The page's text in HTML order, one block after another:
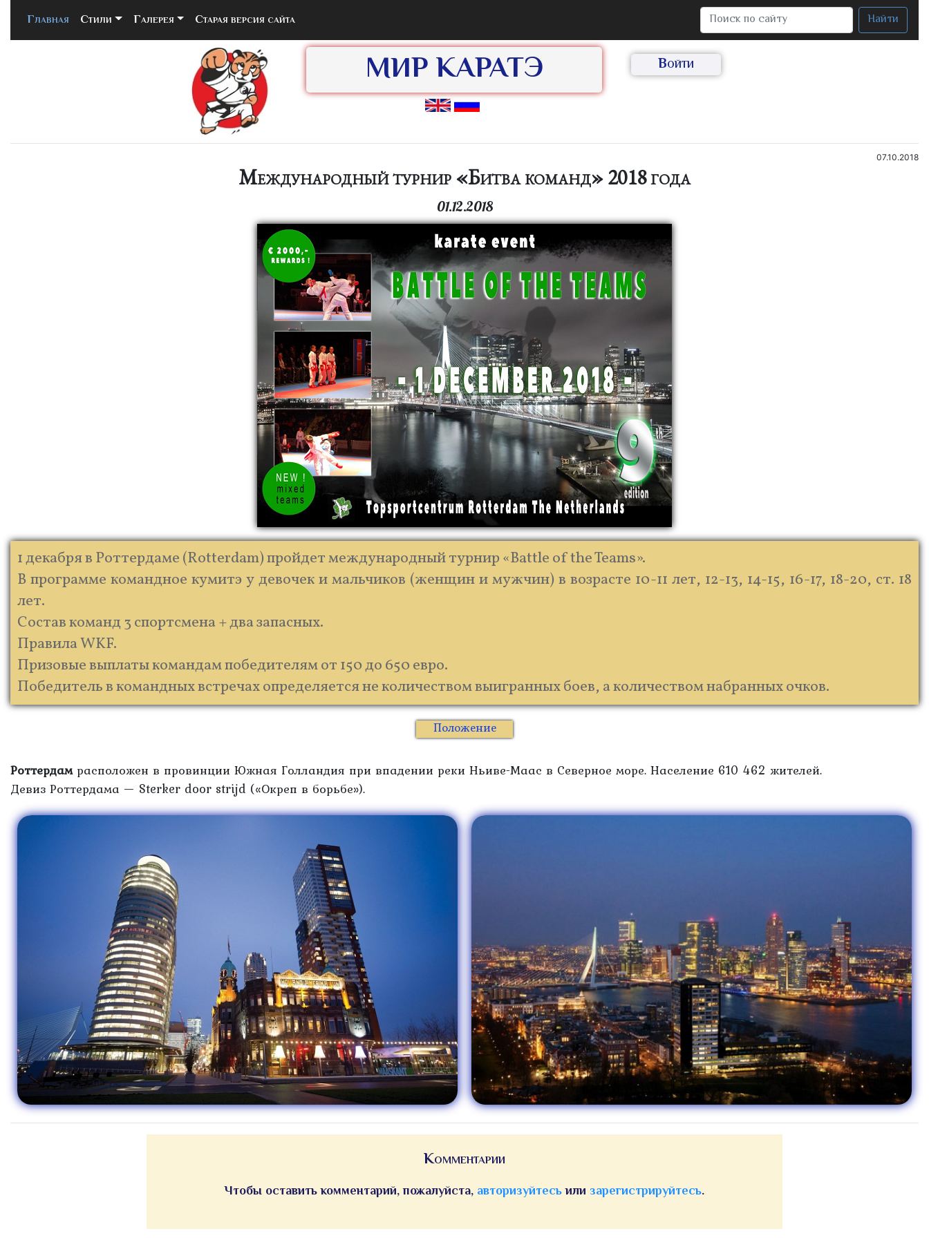
Главная (current)
Стили Галерея Старая версия сайта Найти
МИР КАРАТЭ Войти
07.10.2018
Международный турнир «Битва команд» 2018 года
01.12.2018
1 декабря в Роттердаме (Rotterdam) пройдет международный турнир «Battle of the Teams».
В программе командное кумитэ у девочек и мальчиков (женщин и мужчин) в возрасте 10-11 лет, 12-13, 14-15, 16-17, 18-20, ст. 18
лет.
Состав команд 3 спортсмена + два запасных.
Правила WKF.
Призовые выплаты командам победителям от 150 до 650 евро.
Победитель в командных встречах определяется не количеством выигранных боев, а количеством набранных очков.
Положение
Роттердамрасположен в провинции Южная Голландия при впадении реки Ньиве-Маас в Северное море. Население 610 462 жителей.
Девиз Роттердама — Sterker door strijd («Окреп в борьбе»).
Комментарии
Чтобы оставить комментарий, пожалуйста, авторизуйтесьили зарегистрируйтесь.